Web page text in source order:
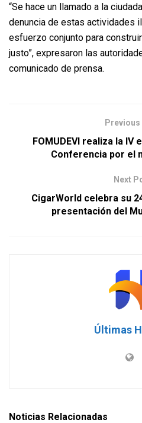
“Se hace un llamado a la
denuncia de estas actividades
esfuerzo conjunto para
justo”, expresaron las
comunicado de prensa.
FOMUDEVI realiza la IV
Conferencia por el
Next
CigarWorld celebra su
presentación del
Últimas
Noticias Relacionadas